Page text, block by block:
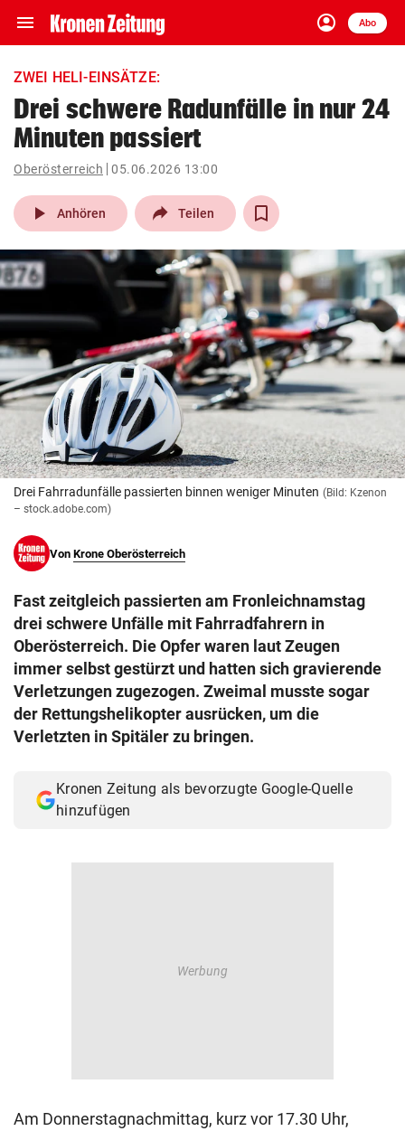
menu Navigation
ein-/ausklappen
account_circle
Anmelden
Abo
close Schließen
account_circle Anmelden
pin_drop
Wien arrow_right
bookmark
search
eingeben
© Krone Multimedia GmbH & Co KG 2026
Muthgasse 2, 1190 Wien
ZWEI HELI-EINSÄTZE:
Drei schwere Radunfälle in nur 24
Minuten passiert
Oberösterreich 05.06.2026 13:00
play_arrow Anhören Teilen
Drei Fahrradunfälle passierten binnen weniger Minuten (Bild: Kzenon
– stock.adobe.com)
Von Krone Oberösterreich
Fast zeitgleich passierten am Fronleichnamstag
drei schwere Unfälle mit Fahrradfahrern in
Oberösterreich. Die Opfer waren laut Zeugen
immer selbst gestürzt und hatten sich gravierende
Verletzungen zugezogen. Zweimal musste sogar
der Rettungshelikopter ausrücken, um die
Verletzten in Spitäler zu bringen.
Kronen Zeitung als bevorzugte Google-Quelle
hinzufügen
Am Donnerstagnachmittag, kurz vor 17.30 Uhr,